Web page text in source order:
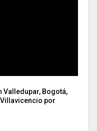
Valledupar, Bogotá,
por